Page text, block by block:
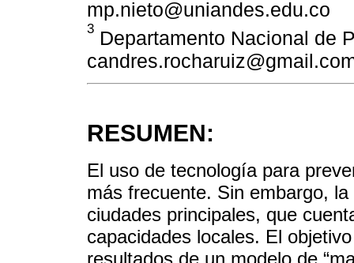
mp.nieto@uniandes.edu.co
3 Departamento Nacional de
RESUMEN:
El uso de tecnología para
más frecuente. Sin embargo,
ciudades principales, que
capacidades locales. El
resultados de un modelo de